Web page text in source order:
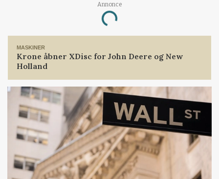
Annonce
Loading...
MASKINER
Krone åbner XDisc for John Deere og New
Holland